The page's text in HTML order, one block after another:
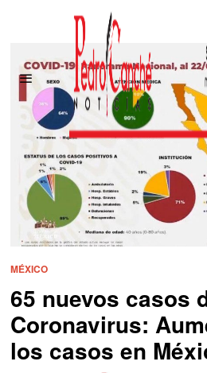
MÉXICO
65 nuevos casos
Coronavirus:
los casos en